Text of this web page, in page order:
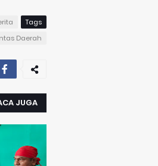
Tags
Daerah
JUGA